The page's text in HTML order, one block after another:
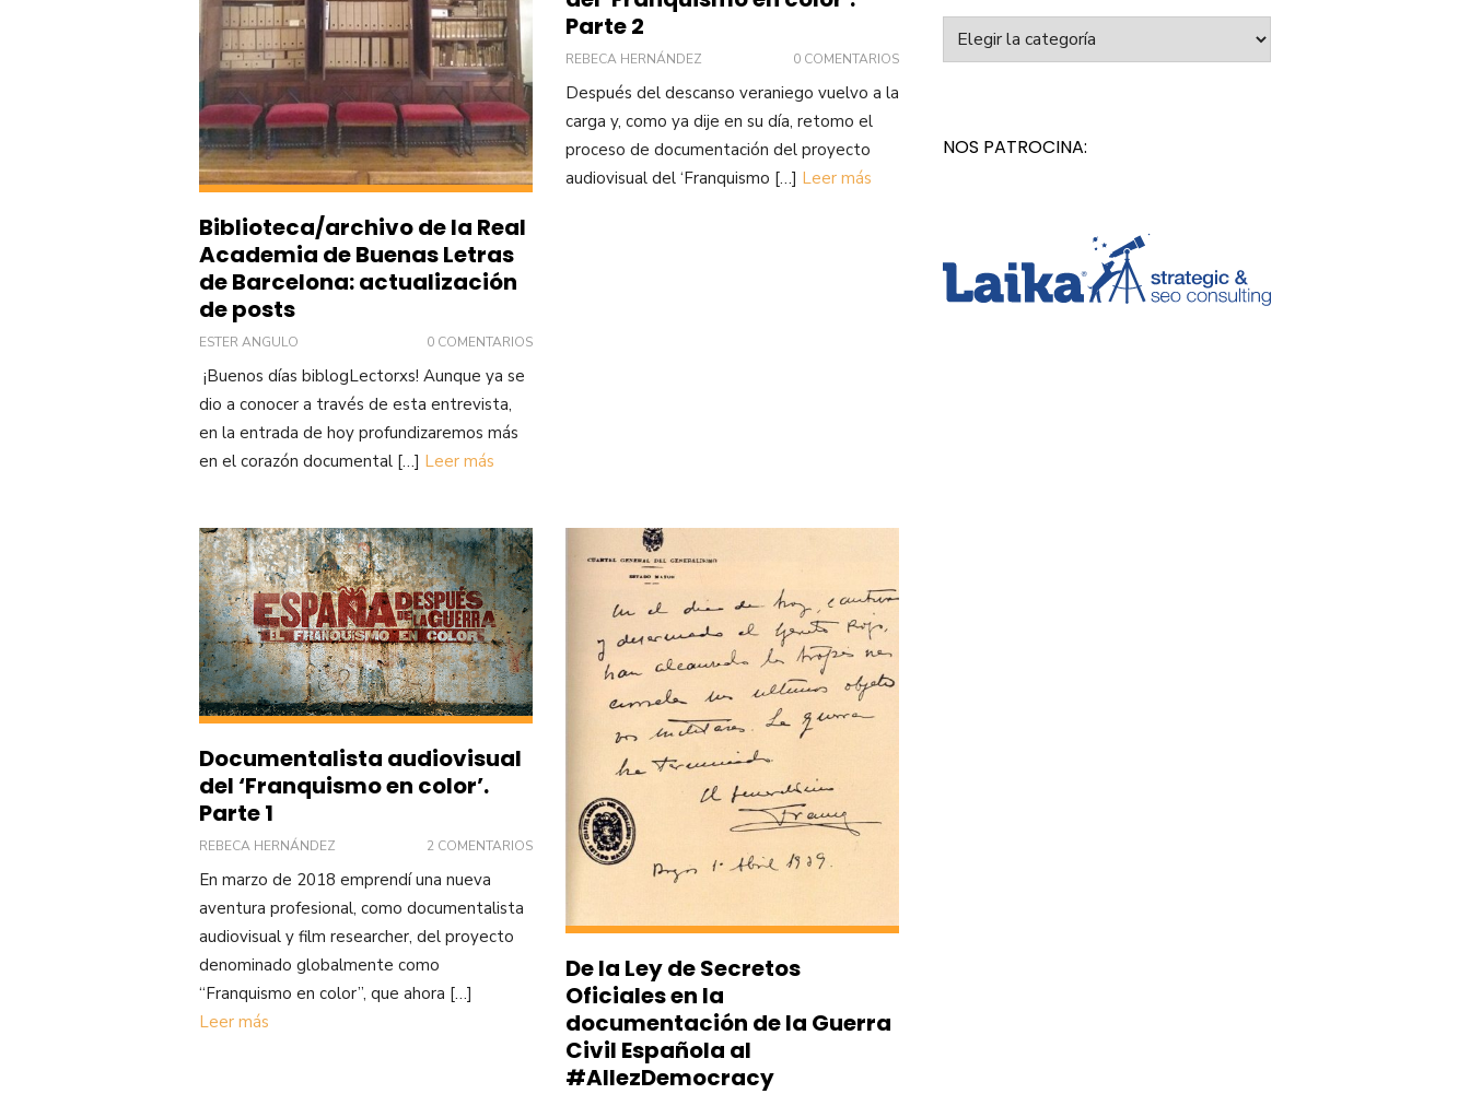
Biblioteca/archivo de la Real
Academia de Buenas Letras
de Barcelona: actualización
de posts
ESTER ANGULO 0 COMENTARIOS
¡Buenos días biblogLectorxs! Aunque ya se
dio a conocer a través de esta entrevista,
en la entrada de hoy profundizaremos más
en el corazón documental […] Leer más
Parte 2
REBECA HERNÁNDEZ 0 COMENTARIOS
Después del descanso veraniego vuelvo a la
carga y, como ya dije en su día, retomo el
proceso de documentación del proyecto
audiovisual del ‘Franquismo […] Leer más
Documentalista audiovisual
del ‘Franquismo en color’.
Parte 1
REBECA HERNÁNDEZ 2 COMENTARIOS
En marzo de 2018 emprendí una nueva
aventura profesional, como documentalista
audiovisual y film researcher, del proyecto
denominado globalmente como
“Franquismo en color”, que ahora […]
Leer más
De la Ley de Secretos
Oficiales en la
documentación de la Guerra
Civil Española al
#AllezDemocracy
NOS PATROCINA: